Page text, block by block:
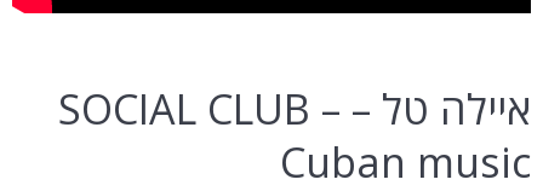
איילה טל – SOCIAL CLUB –
Cuban music